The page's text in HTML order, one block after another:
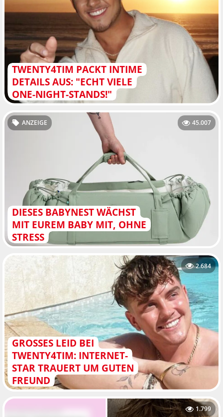
TWENTY4TIM PACKT INTIME
DETAILS AUS: "ECHT VIELE
ONE-NIGHT-STANDS!"
DIESES BABYNEST WÄCHST
MIT EUREM BABY MIT, OHNE
STRESS
ANZEIGE 45.007
GROSSES LEID BEI T
WENTY4TIM: INTERNET-S
TAR TRAUERT UM GUTEN F
REUND
2.684
1.799